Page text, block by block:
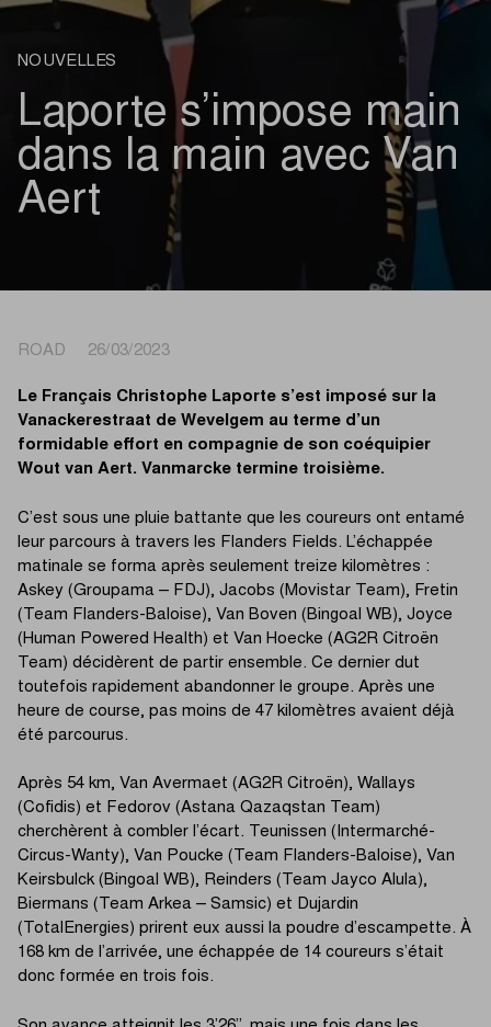
NOUVELLES
Laporte s’impose main
dans la main avec Van
Aert
ROAD 26/03/2023
Le Français Christophe Laporte s’est imposé sur la
Vanackerestraat de Wevelgem au terme d’un
formidable effort en compagnie de son coéquipier
Wout van Aert. Vanmarcke termine troisième.
C’est sous une pluie battante que les coureurs ont entamé
leur parcours à travers les Flanders Fields. L’échappée
matinale se forma après seulement treize kilomètres :
Askey (Groupama – FDJ), Jacobs (Movistar Team), Fretin
(Team Flanders-Baloise), Van Boven (Bingoal WB), Joyce
(Human Powered Health) et Van Hoecke (AG2R Citroën
Team) décidèrent de partir ensemble. Ce dernier dut
toutefois rapidement abandonner le groupe. Après une
heure de course, pas moins de 47 kilomètres avaient déjà
été parcourus.
Après 54 km, Van Avermaet (AG2R Citroën), Wallays
(Cofidis) et Fedorov (Astana Qazaqstan Team)
cherchèrent à combler l’écart. Teunissen (Intermarché-
Circus-Wanty), Van Poucke (Team Flanders-Baloise), Van
Keirsbulck (Bingoal WB), Reinders (Team Jayco Alula),
Biermans (Team Arkea – Samsic) et Dujardin
(TotalEnergies) prirent eux aussi la poudre d’escampette. À
168 km de l’arrivée, une échappée de 14 coureurs s’était
donc formée en trois fois.